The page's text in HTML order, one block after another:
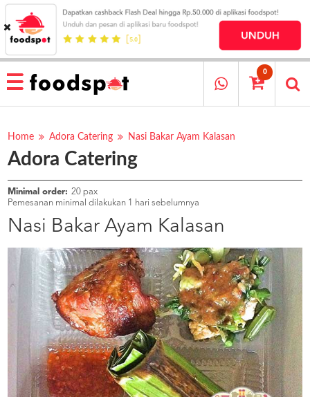
HOME
MENU
RESTAURANT
PESAN
OUR
COMPANY
KATA
MEREKA
KATALOG
LOYALTY
PROGRAM
FAQ
ABOUT
CATERERS
TERMS
0
Home Adora Catering Nasi Bakar Ayam Kalasan
Adora Catering
Minimal order: 20 pax
Pemesanan minimal dilakukan 1 hari sebelumnya
Nasi Bakar Ayam Kalasan